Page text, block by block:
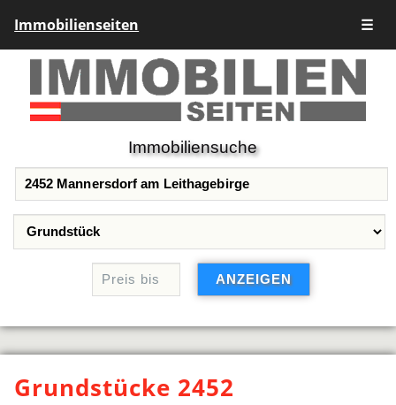
Immobilienseiten ☰
Immobiliensuche
Grundstücke 2452